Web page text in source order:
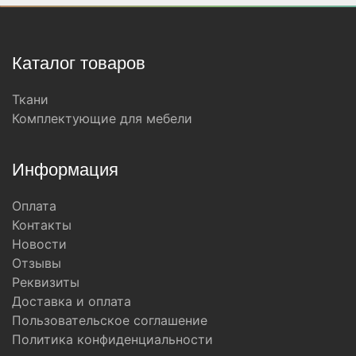
Каталог товаров
Ткани
Комплектующие для мебели
Информация
Оплата
Контакты
Новости
Отзывы
Реквизиты
Доставка и оплата
Пользовательское соглашение
Политика конфиденциальности